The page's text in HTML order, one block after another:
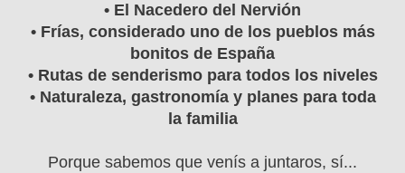
• El Nacedero del Nervión
• Frías, considerado uno de los pueblos más
bonitos de España
• Rutas de senderismo para todos los niveles
• Naturaleza, gastronomía y planes para toda
la familia
Porque sabemos que venís a juntaros, sí...